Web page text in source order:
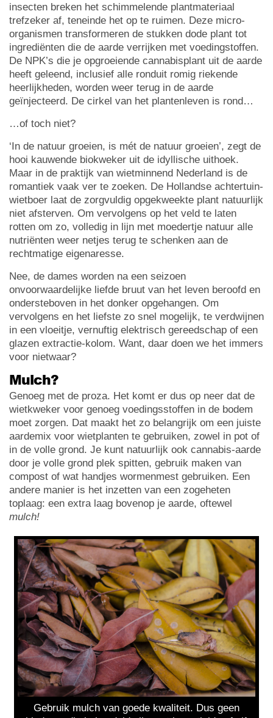
insecten breken het schimmelende plantmateriaal
trefzeker af, teneinde het op te ruimen. Deze micro-
organismen transformeren de stukken dode plant tot
ingrediënten die de aarde verrijken met voedingstoffen.
De NPK’s die je opgroeiende cannabisplant uit de aarde
heeft geleend, inclusief alle ronduit romig riekende
heerlijkheden, worden weer terug in de aarde
geïnjecteerd. De cirkel van het plantenleven is rond…
…of toch niet?
‘In de natuur groeien, is mét de natuur groeien’, zegt de
hooi kauwende biokweker uit de idyllische uithoek.
Maar in de praktijk van wietminnend Nederland is de
romantiek vaak ver te zoeken. De Hollandse achtertuin-
wietboer laat de zorgvuldig opgekweekte plant natuurlijk
niet afsterven. Om vervolgens op het veld te laten
rotten om zo, volledig in lijn met moedertje natuur alle
nutriënten weer netjes terug te schenken aan de
rechtmatige eigenaresse.
Nee, de dames worden na een seizoen
onvoorwaardelijke liefde bruut van het leven beroofd en
ondersteboven in het donker opgehangen. Om
vervolgens en het liefste zo snel mogelijk, te verdwijnen
in een vloeitje, vernuftig elektrisch gereedschap of een
glazen extractie-kolom. Want, daar doen we het immers
voor nietwaar?
Mulch?
Genoeg met de proza. Het komt er dus op neer dat de
wietkweker voor genoeg voedingsstoffen in de bodem
moet zorgen. Dat maakt het zo belangrijk om een juiste
aardemix voor wietplanten te gebruiken, zowel in pot of
in de volle grond. Je kunt natuurlijk ook cannabis-aarde
door je volle grond plek spitten, gebruik maken van
compost of wat handjes wormenmest gebruiken. Een
andere manier is het inzetten van een zogeheten
toplaag: een extra laag bovenop je aarde, oftewel
mulch!
Gebruik mulch van goede kwaliteit. Dus geen